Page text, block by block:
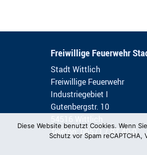
Freiwillige Feuerwehr
Stadt Wittlich
Freiwillige Feuerwehr
Industriegebiet I
Gutenbergstr. 10
Telefon: 06571 / 97 40-0
Diese Website benutzt Cookies. Wenn
Schutz vor Spam